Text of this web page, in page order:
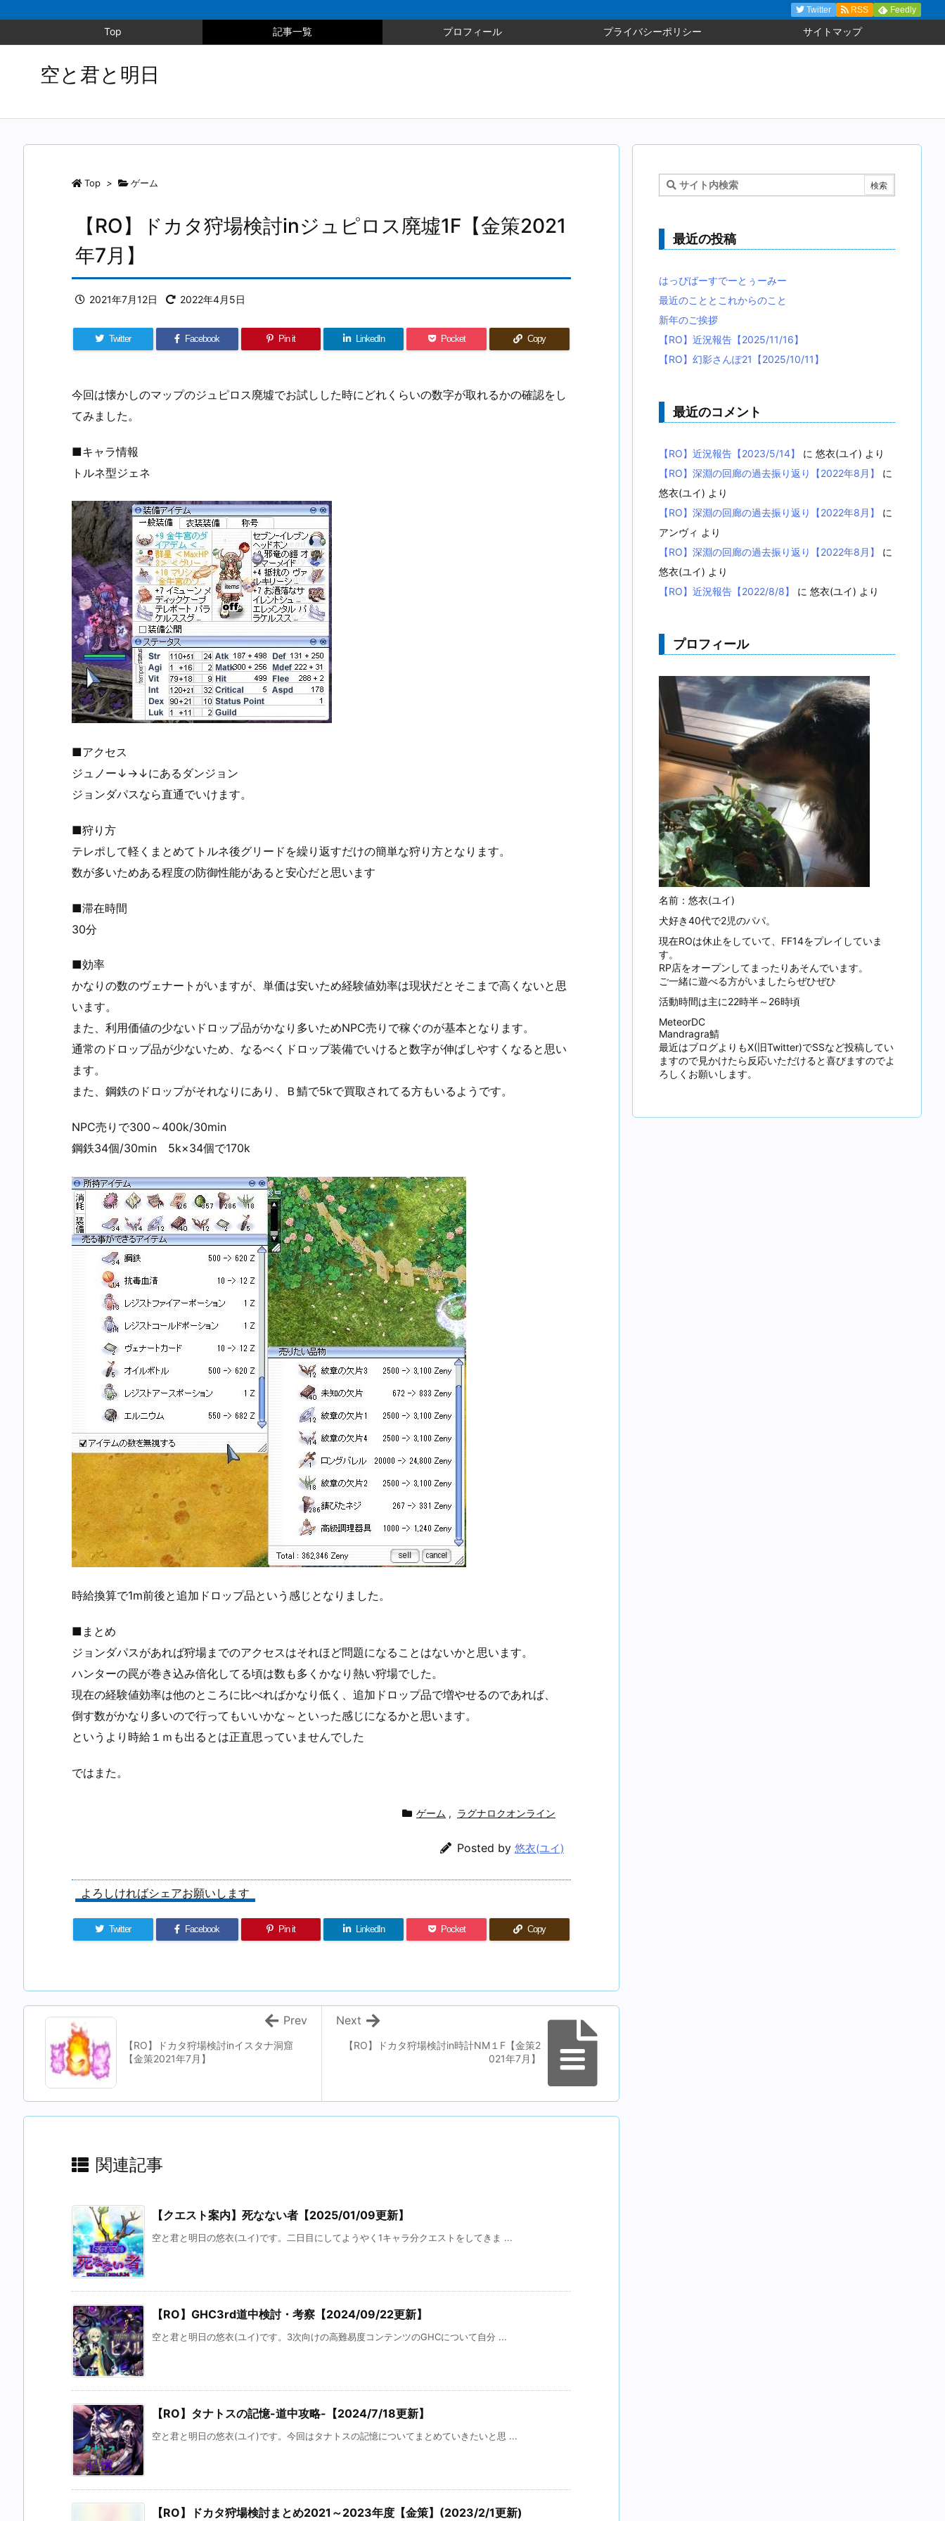
Top 記事一覧 プロフィール プライバシーポリシー サイトマップ
Twitter RSS Feedly
空と君と明日
Top > ゲーム
【RO】ドカタ狩場検討inジュピロス廃墟1F【金策2021
年7月】
2021年7月12日 2022年4月5日
Twitter Facebook Pin it LinkedIn Pocket Copy
今回は懐かしのマップのジュピロス廃墟でお試しした時にどれくらいの数字が取れるかの確認をし
てみました。
■キャラ情報
トルネ型ジェネ
■アクセス
ジュノー↓→↓にあるダンジョン
ジョンダパスなら直通でいけます。
■狩り方
テレポして軽くまとめてトルネ後グリードを繰り返すだけの簡単な狩り方となります。
数が多いためある程度の防御性能があると安心だと思います
■滞在時間
30分
■効率
かなりの数のヴェナートがいますが、単価は安いため経験値効率は現状だとそこまで高くないと思
います。
また、利用価値の少ないドロップ品がかなり多いためNPC売りで稼ぐのが基本となります。
通常のドロップ品が少ないため、なるべくドロップ装備でいけると数字が伸ばしやすくなると思い
ます。
また、鋼鉄のドロップがそれなりにあり、Ｂ鯖で5kで買取されてる方もいるようです。
NPC売りで300～400k/30min
鋼鉄34個/30min 5k×34個で170k
時給換算で1m前後と追加ドロップ品という感じとなりました。
■まとめ
ジョンダパスがあれば狩場までのアクセスはそれほど問題になることはないかと思います。
ハンターの罠が巻き込み倍化してる頃は数も多くかなり熱い狩場でした。
現在の経験値効率は他のところに比べればかなり低く、追加ドロップ品で増やせるのであれば、
倒す数がかなり多いので行ってもいいかな～といった感じになるかと思います。
というより時給１ｍも出るとは正直思っていませんでした
ではまた。
ゲーム , ラグナロクオンライン
Posted by 悠衣(ユイ)
よろしければシェアお願いします
Twitter Facebook Pin it LinkedIn Pocket Copy
【RO】ドカタ狩場検討in時計NM１F【金策2
021年7月】
Next
【RO】ドカタ狩場検討inイスタナ洞窟
【金策2021年7月】
Prev
関連記事
【クエスト案内】死なない者【2025/01/09更新】
空と君と明日の悠衣(ユイ)です。二日目にしてようやく1キャラ分クエストをしてきま ...
【RO】GHC3rd道中検討・考察【2024/09/22更新】
空と君と明日の悠衣(ユイ)です。3次向けの高難易度コンテンツのGHCについて自分 ...
【RO】タナトスの記憶-道中攻略-【2024/7/18更新】
空と君と明日の悠衣(ユイ)です。今回はタナトスの記憶についてまとめていきたいと思 ...
【RO】ドカタ狩場検討まとめ2021～2023年度【金策】(2023/2/1更新)
最近の投稿
はっぴばーすでーとぅーみー
最近のこととこれからのこと
新年のご挨拶
【RO】近況報告【2025/11/16】
【RO】幻影さんぽ21【2025/10/11】
最近のコメント
【RO】近況報告【2023/5/14】 に 悠衣(ユイ) より
【RO】深淵の回廊の過去振り返り【2022年8月】
に
悠衣(ユイ) より
【RO】深淵の回廊の過去振り返り【2022年8月】
に
アンヴィ より
【RO】深淵の回廊の過去振り返り【2022年8月】
に
悠衣(ユイ) より
【RO】近況報告【2022/8/8】
に 悠衣(ユイ) より
プロフィール
名前：悠衣(ユイ)
犬好き40代で2児のパパ。
現在ROは休止をしていて、FF14をプレイしていま
す。
RP店をオープンしてまったりあそんでいます。
ご一緒に遊べる方がいましたらぜひぜひ
活動時間は主に22時半～26時頃
MeteorDC
Mandragra鯖
最近はブログよりもX(旧Twitter)でSSなど投稿してい
ますので見かけたら反応いただけると喜びますのでよ
ろしくお願いします。